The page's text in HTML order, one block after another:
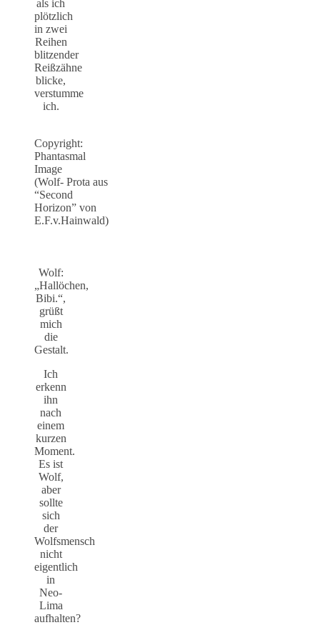
als ich
plötzlich
in zwei
Reihen
blitzender
Reißzähne
blicke,
verstumme
ich.
Copyright:
Phantasmal
Image
(Wolf- Prota aus
“Second
Horizon” von
E.F.v.Hainwald)
Wolf:
„Hallöchen,
Bibi.“,
grüßt
mich
die
Gestalt.
Ich
erkenn
ihn
nach
einem
kurzen
Moment.
Es ist
Wolf,
aber
sollte
sich
der
Wolfsmensch
nicht
eigentlich
in
Neo-
Lima
aufhalten?